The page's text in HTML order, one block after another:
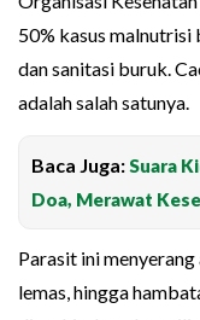
50% kasus
dan sanitasi buruk.
adalah salah satunya.
Baca Juga:Suara
Doa, Merawat
Parasit ini
lemas, hingga